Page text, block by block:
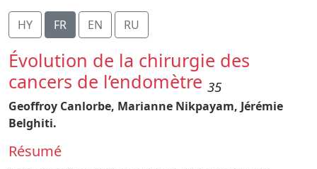
HY FR EN RU
Évolution de la chirurgie des
cancers de l’endomètre 35
Geoffroy Canlorbe, Marianne Nikpayam, Jérémie
Belghiti.
Résumé